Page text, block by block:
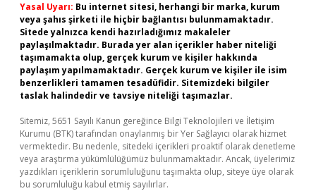
Yasal Uyarı: Bu internet sitesi, herhangi bir marka, kurum
veya şahıs şirketi ile hiçbir bağlantısı bulunmamaktadır.
Sitede yalnızca kendi hazırladığımız makaleler
paylaşılmaktadır. Burada yer alan içerikler haber niteliği
taşımamakta olup, gerçek kurum ve kişiler hakkında
paylaşım yapılmamaktadır. Gerçek kurum ve kişiler ile isim
benzerlikleri tamamen tesadüfidir. Sitemizdeki bilgiler
taslak halindedir ve tavsiye niteliği taşımazlar.
Sitemiz, 5651 Sayılı Kanun gereğince Bilgi Teknolojileri ve İletişim
Kurumu (BTK) tarafından onaylanmış bir Yer Sağlayıcı olarak hizmet
vermektedir. Bu nedenle, sitedeki içerikleri proaktif olarak denetleme
veya araştırma yükümlülüğümüz bulunmamaktadır. Ancak, üyelerimiz
yazdıkları içeriklerin sorumluluğunu taşımakta olup, siteye üye olarak
bu sorumluluğu kabul etmiş sayılırlar.